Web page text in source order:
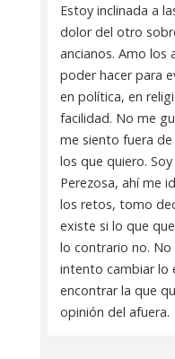
Estoy inclinada a
dolor del otro
ancianos. Amo los
poder hacer para
en política, en
facilidad. No me
me siento fuera
los que quiero.
Perezosa, ahí me
los retos, tomo
existe si lo que
lo contrario no.
intento cambiar lo
encontrar la que
opinión del afuera.